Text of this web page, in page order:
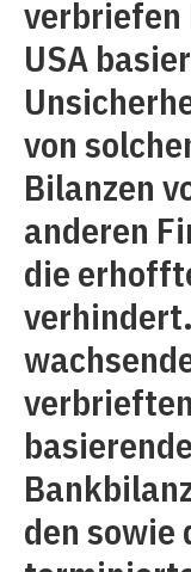
verbriefen
USA
von
Bilanzen
anderen
die
den